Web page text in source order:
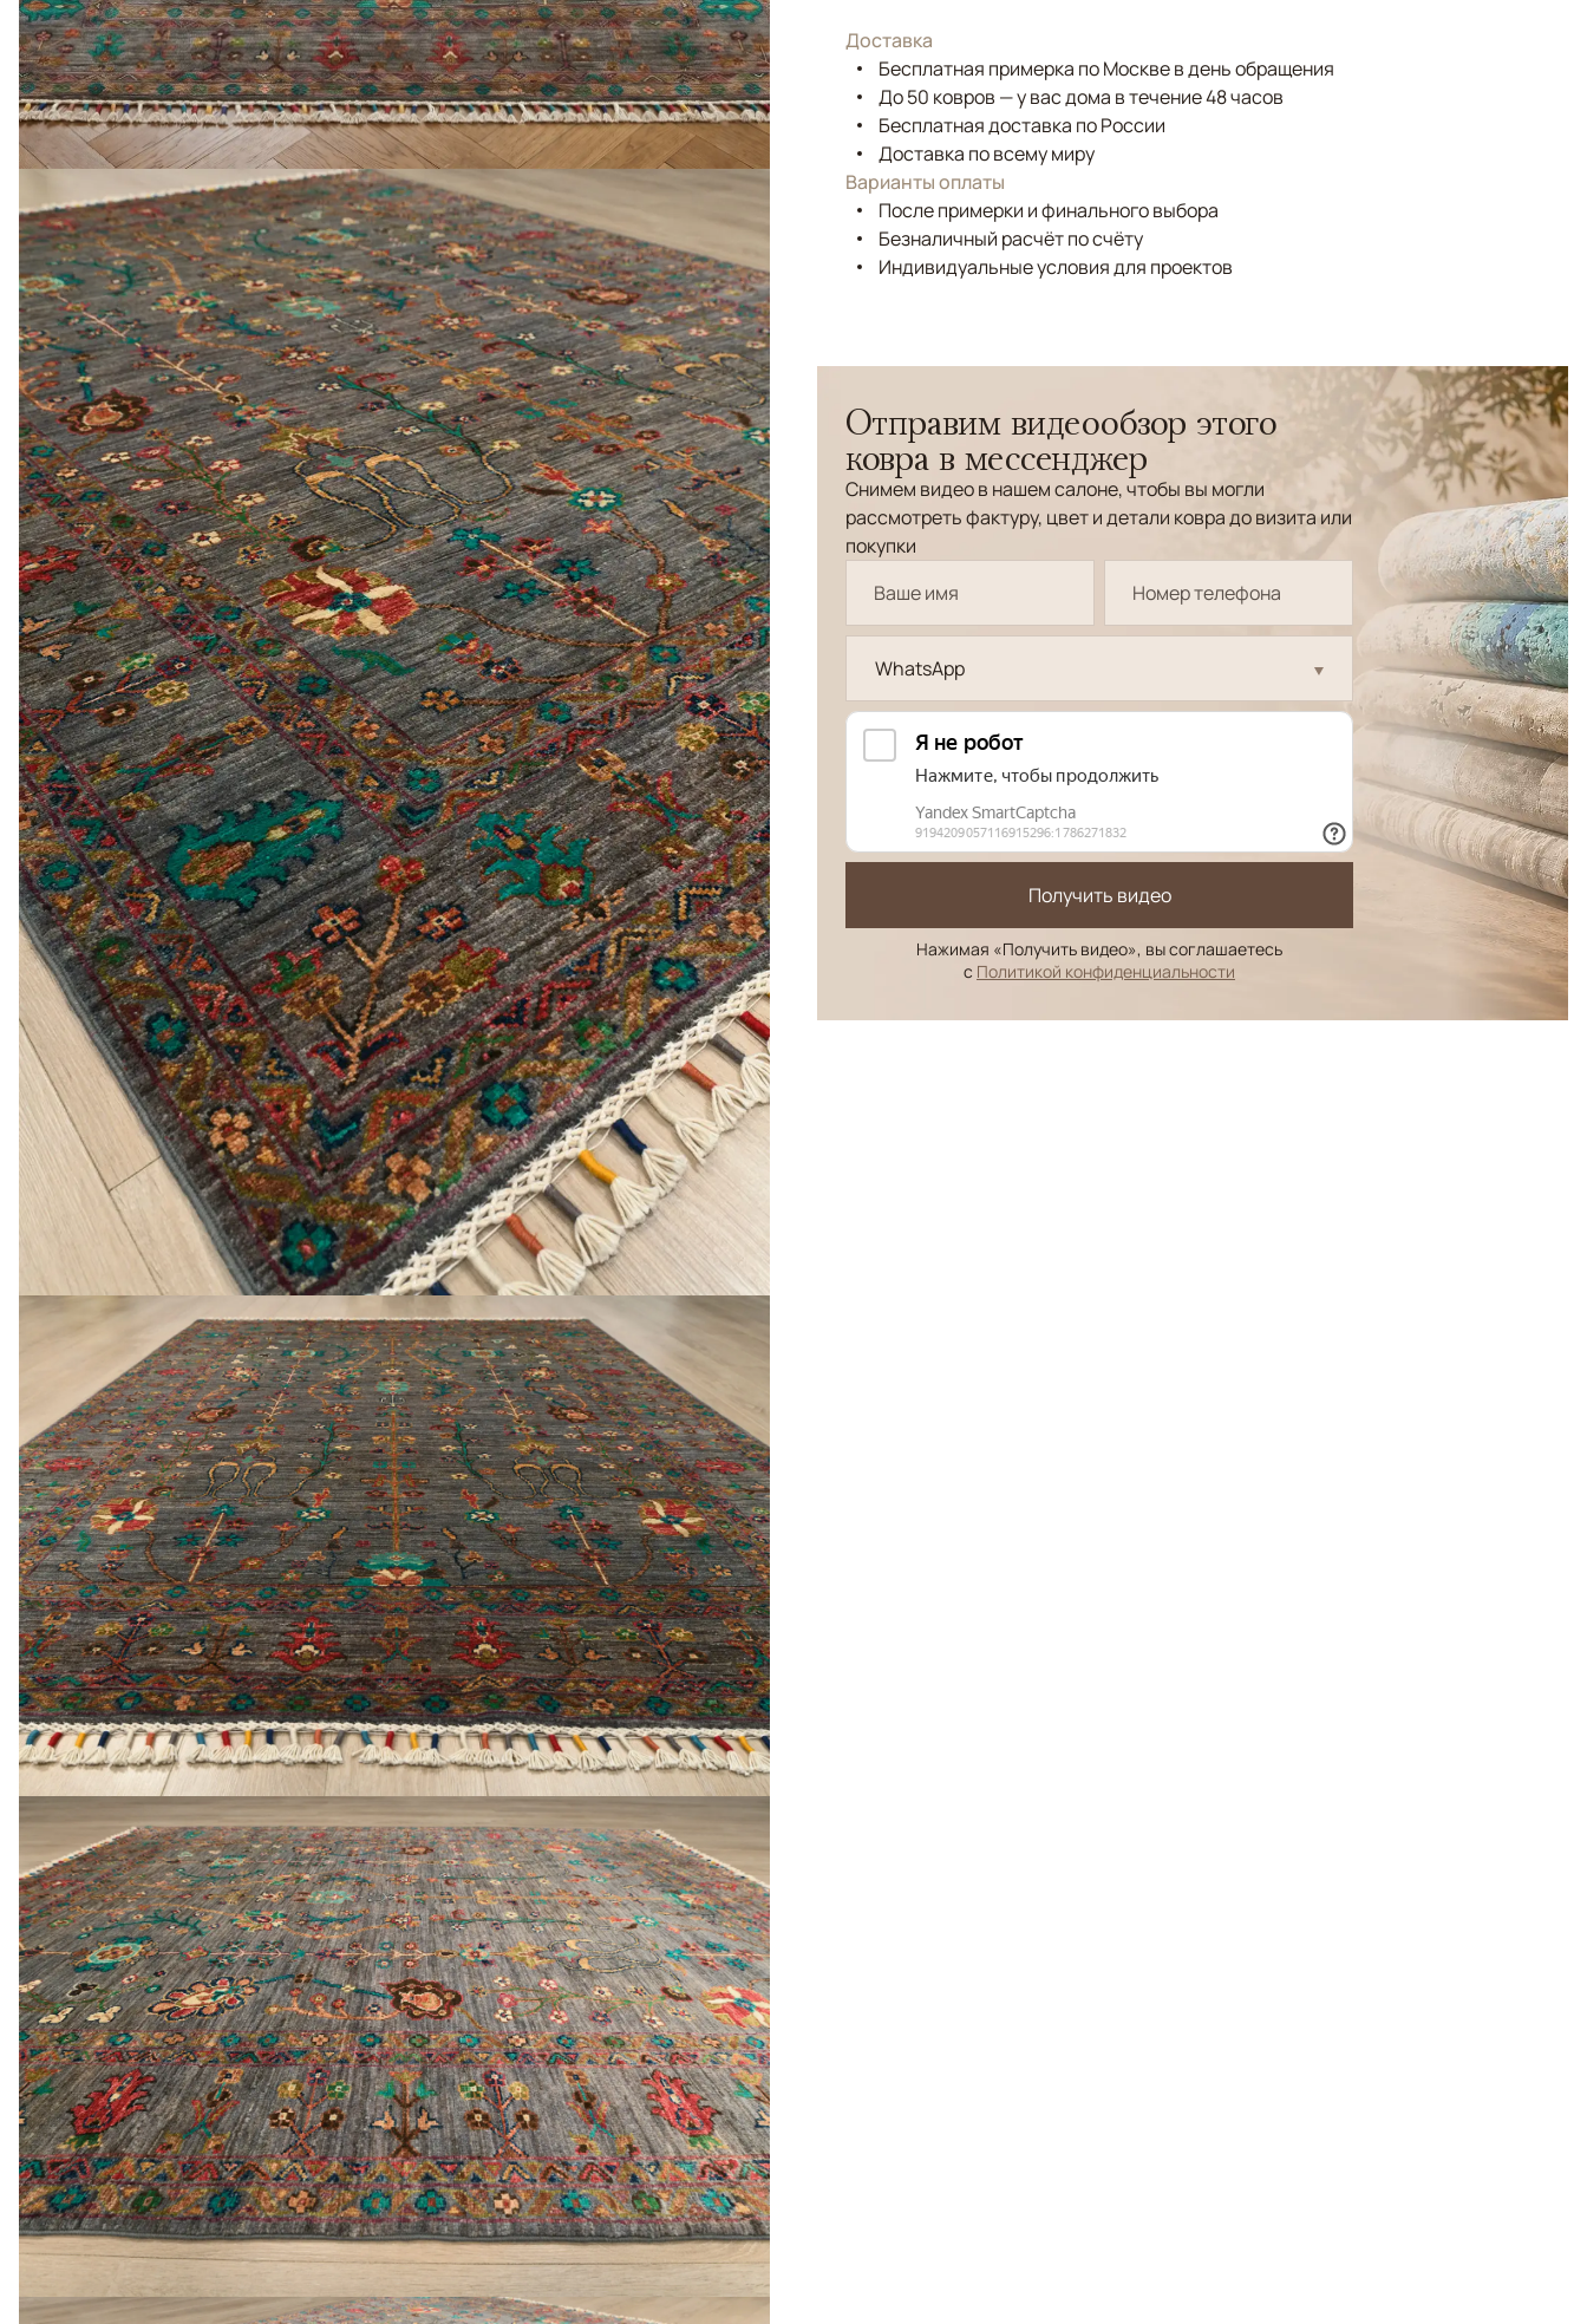
Доставка
Бесплатная примерка по Москве в день обращения
До 50 ковров — у вас дома в течение 48 часов
Бесплатная доставка по России
Доставка по всему миру
Варианты оплаты
После примерки и финального выбора
Безналичный расчёт по счёту
Индивидуальные условия для проектов
Отправим видеообзор этого
ковра в мессенджер
Снимем видео в нашем салоне, чтобы вы могли
рассмотреть фактуру, цвет и детали ковра до визита или
покупки
WhatsApp
Получить видео
Нажимая «Получить видео», вы соглашаетесь
с Политикой конфиденциальности